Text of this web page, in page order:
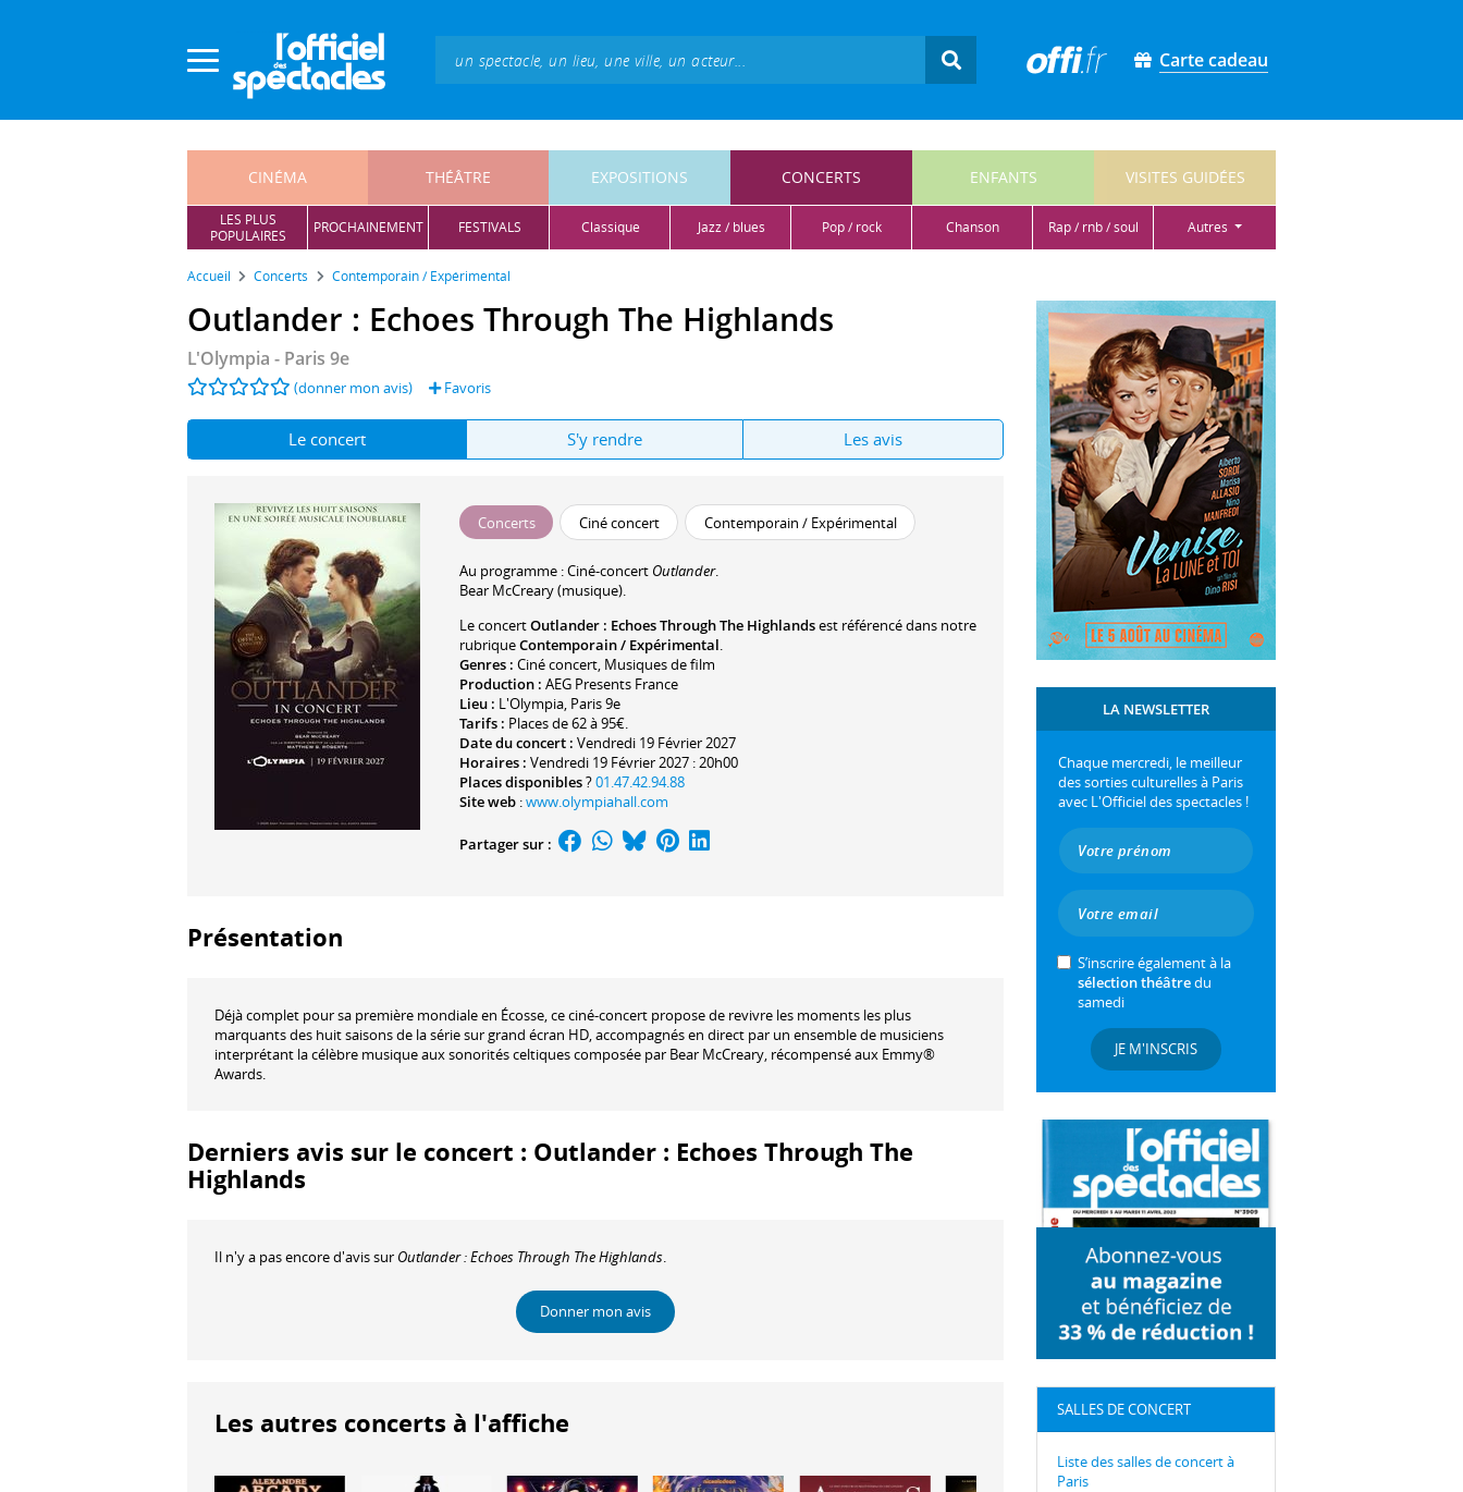
Carte cadeau
CINÉMA THÉÂTRE EXPOSITIONS CONCERTS ENFANTS VISITES GUIDÉES
LES PLUS
POPULAIRES
PROCHAINEMENT FESTIVALS classique jazz / blues pop / rock chanson rap / rnb / soul autres
Accueil Concerts Contemporain / Expérimental
Outlander : Echoes Through The Highlands
L'Olympia - Paris 9e
(donner mon avis) Favoris
Le concert S'y rendre Les avis
Concerts Ciné concert Contemporain / Expérimental
Au programme :Ciné-concert Outlander.
Bear McCreary(musique).
Le concertOutlander : Echoes Through The Highlandsest référencé dans notre
rubriqueContemporain / Expérimental.
Genres : Ciné concert, Musiques de film
Production : AEG Presents France
Lieu : L'Olympia, Paris 9e
Tarifs : Places de 62 à 95€.
Date du concert : Vendredi 19 Février 2027
Horaires : Vendredi 19 Février 2027 : 20h00
Places disponibles?01.47.42.94.88
Site web :www.olympiahall.com
Partager sur :
Présentation
Déjà complet pour sa première mondiale en Écosse, ce ciné-concert propose de revivre les moments les plus
marquants des huit saisons de la série sur grand écran HD, accompagnés en direct par un ensemble de musiciens
interprétant la célèbre musique aux sonorités celtiques composée par Bear McCreary, récompensé aux Emmy®
Awards.
Derniers avis sur le concert : Outlander : Echoes Through The
Highlands
Il n'y a pas encore d'avis sur Outlander : Echoes Through The Highlands.
Donner mon avis
Les autres concerts à l'affiche
LA NEWSLETTER
Chaque mercredi, le meilleur
des sorties culturelles à Paris
avec L'Officiel des spectacles !
S’inscrire également à la
sélection théâtredu
samedi
JE M'INSCRIS
SALLES DE CONCERT
Liste des salles de concert à
Paris